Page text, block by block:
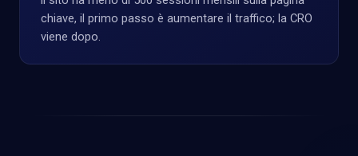
chiave, il primo passo è aumentare il traffico; la CRO
viene dopo.